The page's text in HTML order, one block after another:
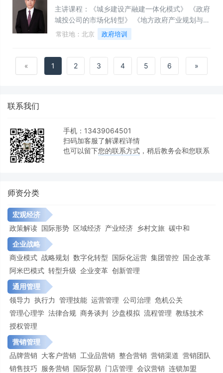
的基本遵循》——学习《中国共产党国有企业基层
组织工作条例（试行）》 《学
——向毛泽东学领导艺术》 《中高层领导干部履职
六大核心技能》 《管理者角色认知与定位》 《企
业文化打造与传承》 《打造卓越领导五大力》
《MTP管理者技能提升》
《党员干部红色影视片段赏析》 《平语近人—学习
习近平总书记用典》 《国有企业基层党组织建设》
《深入学习党的十九届四中全会精神》 《中国共产
党国有企业基层组织工作条例（试行）解读》 《中
思想中的科学工作法与企业经营管理》 《习近平新
思想与国有企业文化建设》 《新时期中国社会主义
主讲课程：《城乡建设产融建一体化模式》 《政府
城投公司的市场化转型》 《地方政府产业规划与发
展实务》 《国有资产盘活运营之道》 《产业园招
商运营之道——精通创新应用体系》 《地方财政转
《地方政府招商引资创新模式研讨——破解招商困
境，驱动产业高质量发展》 《向解放军学管理系列
常驻地：北京 政府培训
« 1 2 3 4 5 6 »
联系我们
手机：13439064501
扫码加客服了解课程详情
也可以留下您的联系方式 ，稍后教务会和您联系
师资分类
宏观经济
政策解读 国际形势 区域经济 产业经济 乡村文旅 碳中和
企业战略
商业模式 战略规划 数字化转型 国际化运营 集团管控 国企改革
阿米巴模式 转型升级 企业变革 创新管理
通用管理
领导力 执行力 管理技能 运营管理 公司治理 危机公关
管理心理学 法律合规 商务谈判 沙盘模拟 流程管理 教练技术
授权管理
营销管理
品牌营销 大客户营销 工业品营销 整合营销 营销渠道 营销团队
销售技巧 服务营销 国际贸易 门店管理 会议营销 连锁加盟